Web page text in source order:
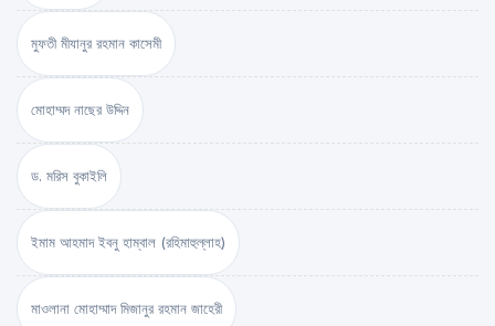
মুফতী মীযানুর রহমান কাসেমী
মোহাম্মদ নাছের উদ্দিন
ড. মরিস বুকাইলি
ইমাম আহমাদ ইবনু হাম্বাল (রহিমাহুল্লাহ)
মাওলানা মোহাম্মাদ মিজানুর রহমান জাহেরী